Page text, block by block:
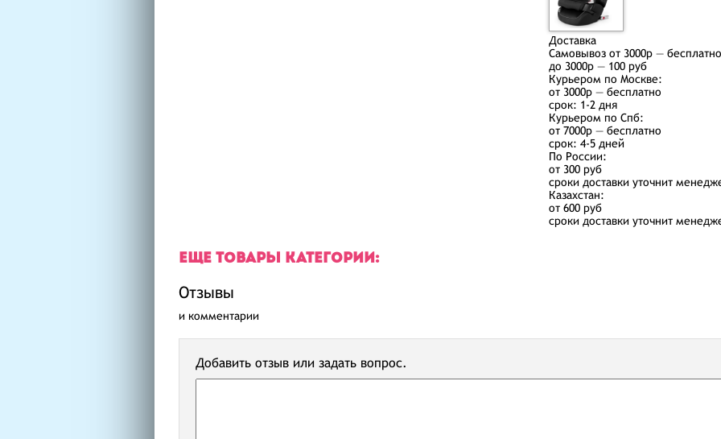
Доставка
Самовывоз от 3000р — бесплатно
до 3000р — 100 руб
Курьером по Москве:
от 3000р — бесплатно
срок: 1-2 дня
Курьером по Спб:
от 7000р — бесплатно
срок: 4-5 дней
По России:
от 300 руб
сроки доставки уточнит
Казахстан:
от 600 руб
сроки доставки уточнит
ЕЩЕ ТОВАРЫ КАТЕГОРИИ:
Отзывы
и комментарии
Добавить отзыв или задать вопрос.